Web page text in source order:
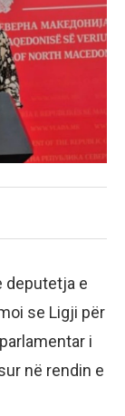
deputetja e
se Ligji për
i
në rendin e